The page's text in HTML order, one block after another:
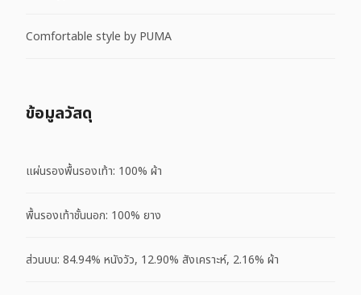
Comfortable style by PUMA
ข้อมูลวัสดุ
แผ่นรองพื้นรองเท้า: 100% ผ้า
พื้นรองเท้าชั้นนอก: 100% ยาง
ส่วนบน: 84.94% หนังวัว, 12.90% สังเคราะห์, 2.16% ผ้า